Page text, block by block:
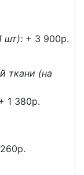
шт): + 3 900p.
ткани (на
1 380p.